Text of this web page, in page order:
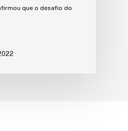
que o desafio do